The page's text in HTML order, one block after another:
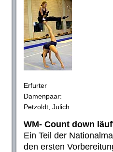
Erfurter
Damenpaar:
Petzoldt, Julich
WM- Count down
Ein Teil der
den ersten